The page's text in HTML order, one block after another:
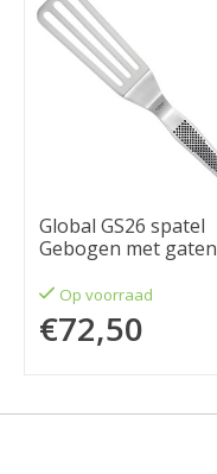
Global GS26 spatel
Gebogen met gaten
Op voorraad
€72,50